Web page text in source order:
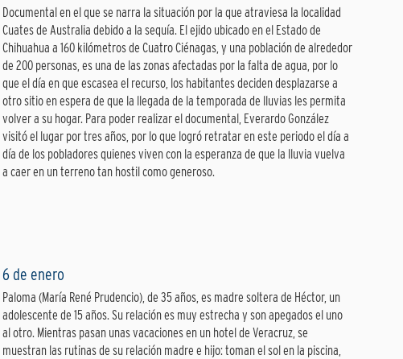
Documental en el que se narra la situación por la que atraviesa la localidad
Cuates de Australia debido a la sequía. El ejido ubicado en el Estado de
Chihuahua a 160 kilómetros de Cuatro Ciénagas, y una población de alrededor
de 200 personas, es una de las zonas afectadas por la falta de agua, por lo
que el día en que escasea el recurso, los habitantes deciden desplazarse a
otro sitio en espera de que la llegada de la temporada de lluvias les permita
volver a su hogar. Para poder realizar el documental, Everardo González
visitó el lugar por tres años, por lo que logró retratar en este periodo el día a
día de los pobladores quienes viven con la esperanza de que la lluvia vuelva
a caer en un terreno tan hostil como generoso.
de enero
Paloma (María René Prudencio), de 35 años, es madre soltera de Héctor, un
adolescente de 15 años. Su relación es muy estrecha y son apegados el uno
al otro. Mientras pasan unas vacaciones en un hotel de Veracruz, se
muestran las rutinas de su relación madre e hijo: toman el sol en la piscina,